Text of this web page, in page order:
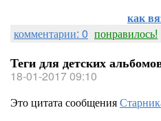
как
комментарии: 0 понравилось!
Теги для детских
18-01-2017 09:10
Это цитата сообщения